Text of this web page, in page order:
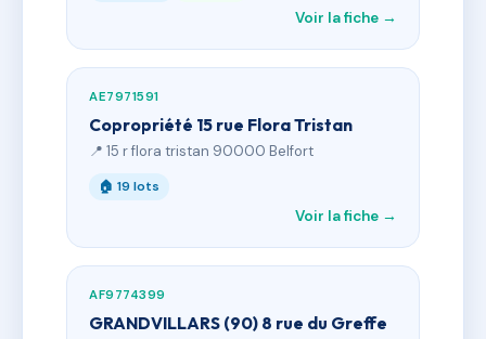
Voir la fiche →
AE7971591
Copropriété 15 rue Flora Tristan
📍 15 r flora tristan 90000 Belfort
🏠 19 lots
Voir la fiche →
AF9774399
GRANDVILLARS (90) 8 rue du Greffe